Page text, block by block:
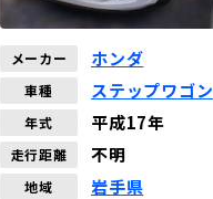
メーカー ホンダ
車種 ステップワゴン
年式 平成17年
走行距離 不明
地域 岩手県